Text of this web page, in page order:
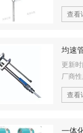
查看
均速
更新时
厂商性
查看
一体